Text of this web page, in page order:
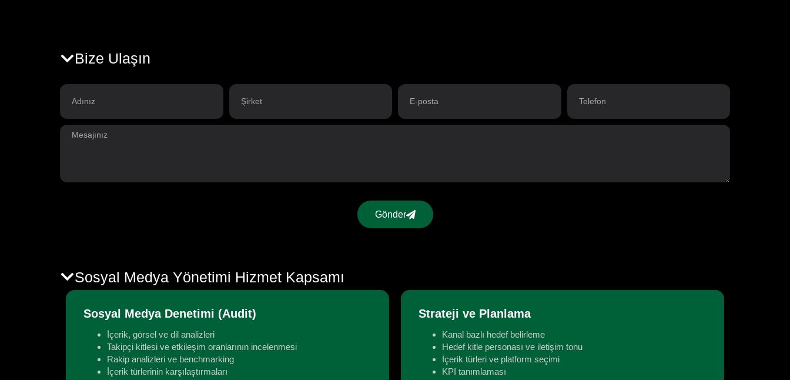
Bize Ulaşın
Gönder
Sosyal Medya Yönetimi Hizmet Kapsamı
Sosyal Medya Denetimi (Audit)
İçerik, görsel ve dil analizleri
Takipçi kitlesi ve etkileşim oranlarının incelenmesi
Rakip analizleri ve benchmarking
İçerik türlerinin karşılaştırmaları
Strateji ve Planlama
Kanal bazlı hedef belirleme
Hedef kitle personası ve iletişim tonu
İçerik türleri ve platform seçimi
KPI tanımlaması